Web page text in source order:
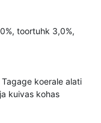
toortuhk 3,0%,
koerale alati
kuivas kohas